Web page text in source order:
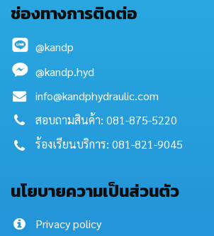
ช่องทางการติดต่อ
@kandp
@kandp.hyd
info@kandphydraulic.com
สอบถามสินค้า: 081-875-5220
ร้องเรียนบริการ: 081-821-9045
นโยบายความเป็นส่วนตัว
Privacy policy